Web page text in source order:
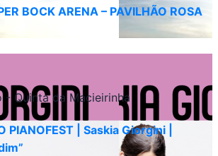
BOCK ARENA – PAVILHÃO ROSA
- Quinta da Macieirinha
PIANOFEST | Saskia Giorgini |